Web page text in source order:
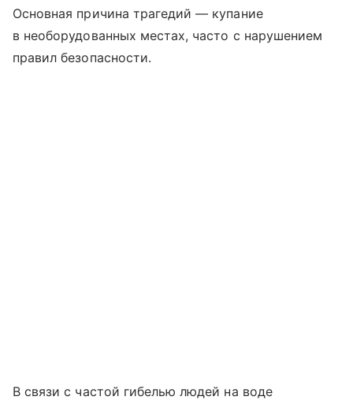
Основная причина трагедий — купание
в необорудованных местах, часто с нарушением
правил безопасности.
В связи с частой гибелью людей на воде